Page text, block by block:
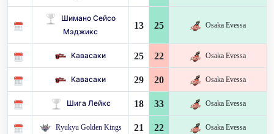
Шимано Сейсо
Мэджикс
13 25 Osaka Evessa
Кавасаки 25 22 Osaka Evessa
Кавасаки 29 20 Osaka Evessa
Шига Лейкс 18 33 Osaka Evessa
Ryukyu Golden Kings 21 22 Osaka Evessa